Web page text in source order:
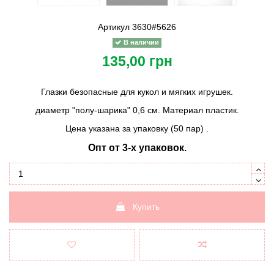
Артикул 3630#5626
В наличии
135,00 грн
Глазки безопасные для кукол и мягких игрушек.
диаметр "полу-шарика" 0,6 см. Материал пластик.
Цена указана за упаковку (50 пар) .
Опт от 3-х упаковок.
Купить